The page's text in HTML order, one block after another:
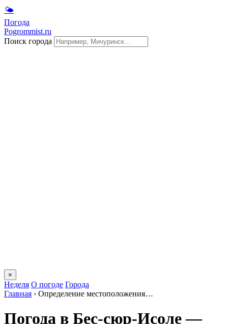
🌤
Погода
Pogrommist.ru
Поиск города
×
Неделя О погоде Города
Главная › Определение местоположения…
Погода в Бес-сюр-Исоле —